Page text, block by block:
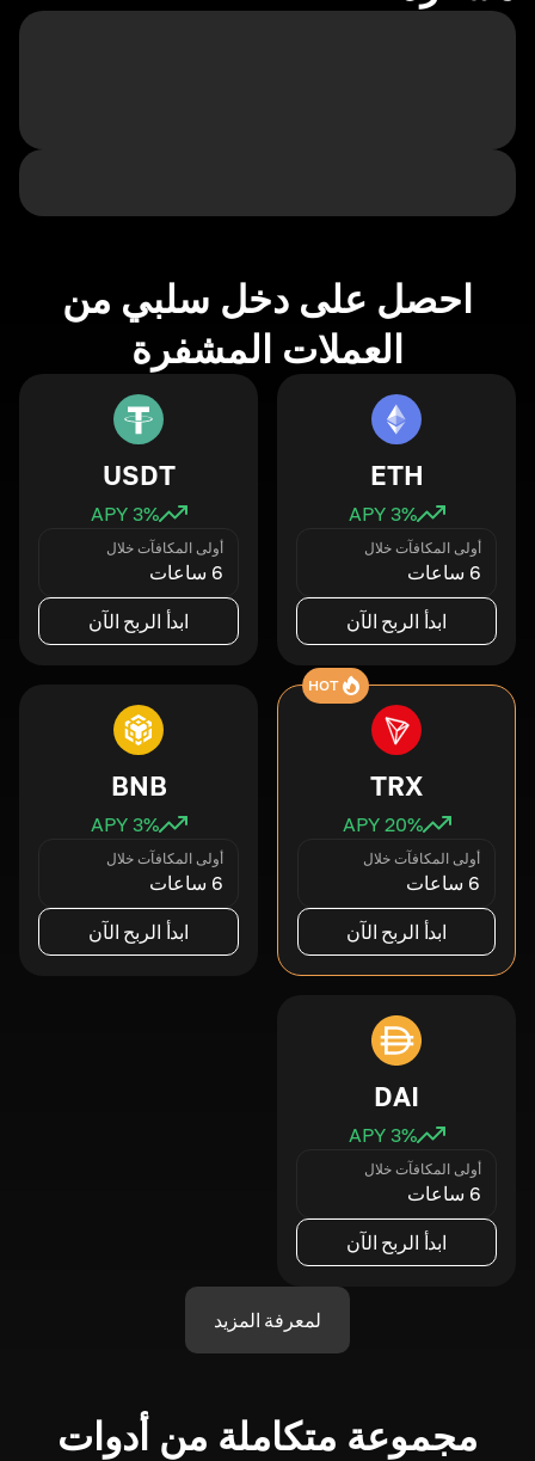
احصل على دخل سلبي من
العملات المشفرة
ETH
3% APY
أولى المكافآت خلال
6 ساعات
ابدأ الربح الآن
USDT
3% APY
أولى المكافآت خلال
6 ساعات
ابدأ الربح الآن
HOT
TRX
20% APY
أولى المكافآت خلال
6 ساعات
ابدأ الربح الآن
BNB
3% APY
أولى المكافآت خلال
6 ساعات
ابدأ الربح الآن
DAI
3% APY
أولى المكافآت خلال
6 ساعات
ابدأ الربح الآن
لمعرفة المزيد
مجموعة متكاملة من أدوات